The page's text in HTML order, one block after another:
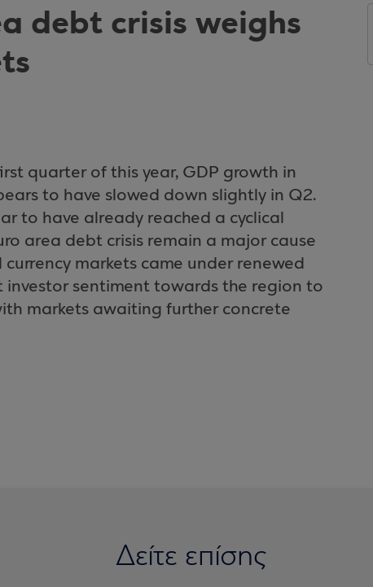
debt crisis weighs
quarter of this year, GDP growth in
to have slowed down slightly in Q2.
to have already reached a cyclical
area debt crisis remain a major cause
markets came under renewed
investor sentiment towards the region to
markets awaiting further concrete
Δείτε επίσης